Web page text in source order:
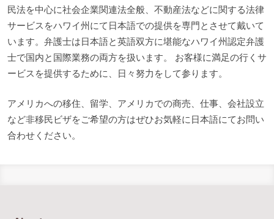
民法を中心に社会企業関連法全般、不動産法などに関する法律
サービスをハワイ州にて日本語での提供を専門とさせて戴いて
います。弁護士は日本語と英語双方に堪能なハワイ州認定弁護
士で国内と国際業務の両方を扱います。 お客様に満足の行くサ
ービスを提供するために、日々努力をして参ります。
アメリカへの移住、留学、アメリカでの商売、仕事、会社設立
など非移民ビザをご希望の方はぜひお気軽に日本語にてお問い
合わせください。